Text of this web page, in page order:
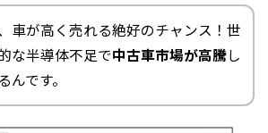
車が高く売れる絶好のチャンス！世
な半導体不足で中古車市場が高騰し
んです。